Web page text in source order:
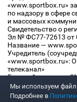
«www.sportbox.ru»
по надзору в сфере
и массовых
Свидетельство о
Эл № ФС77-72613 от
Название —
Учредитель
«www.sportbox.ru»:
телеканал»
Главный редактор
Конов В.А.
Номер телефона
Мы используем
Подробнее в